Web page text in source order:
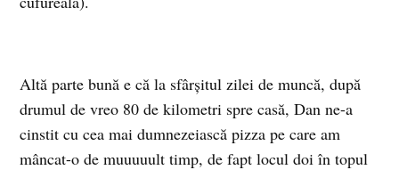
Altă parte bună e că la sfârşitul zilei de muncă, după
drumul de vreo 80 de kilometri spre casă, Dan ne-a
cinstit cu cea mai dumnezeiască pizza pe care am
mâncat-o de muuuuult timp, de fapt locul doi în topul